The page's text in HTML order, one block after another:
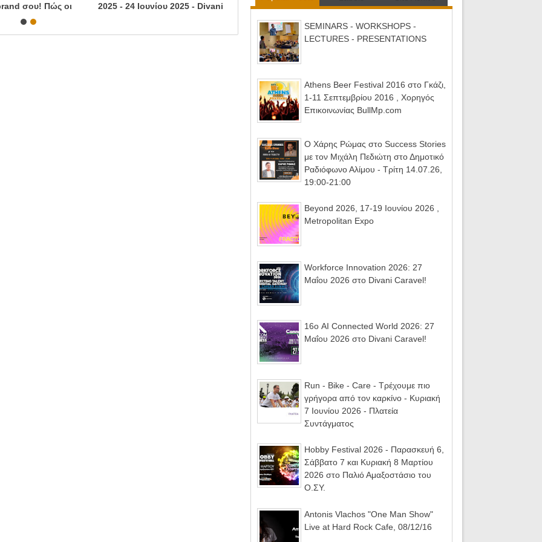
Expo
πιο γρήγορα από τον καρκίνο -
είναι το brand σου! Πώς οι
δυσκολίες μπορούν να γίνουν
το μεγαλύτερο επαγγελματικό
σου πλεονέκτημα - 27.03.26,
Μέγαρο Μουσικής, Πανόραμα
Επιχειρηματικότητας 2026
2025 - 24 Ιουνίου 2025 - Divani
SEMINARS - WORKSHOPS -
LECTURES - PRESENTATIONS
Athens Beer Festival 2016 στο Γκάζι,
1-11 Σεπτεμβρίου 2016 , Χορηγός
Επικοινωνίας BullMp.com
Ο Χάρης Ρώμας στο Success Stories
με τον Μιχάλη Πεδιώτη στο Δημοτικό
Ραδιόφωνο Αλίμου - Τρίτη 14.07.26,
19:00-21:00
Beyond 2026, 17-19 Ιουνίου 2026 ,
Metropolitan Expo
Workforce Innovation 2026: 27
Μαΐου 2026 στο Divani Caravel!
16ο AI Connected World 2026: 27
Μαΐου 2026 στο Divani Caravel!
Run - Bike - Care - Τρέχουμε πιο
γρήγορα από τον καρκίνο - Κυριακή
7 Ιουνίου 2026 - Πλατεία
Συντάγματος
Hobby Festival 2026 - Παρασκευή 6,
Σάββατο 7 και Κυριακή 8 Μαρτίου
2026 στο Παλιό Αμαξοστάσιο του
Ο.ΣΥ.
Antonis Vlachos "One Man Show"
Live at Hard Rock Cafe, 08/12/16